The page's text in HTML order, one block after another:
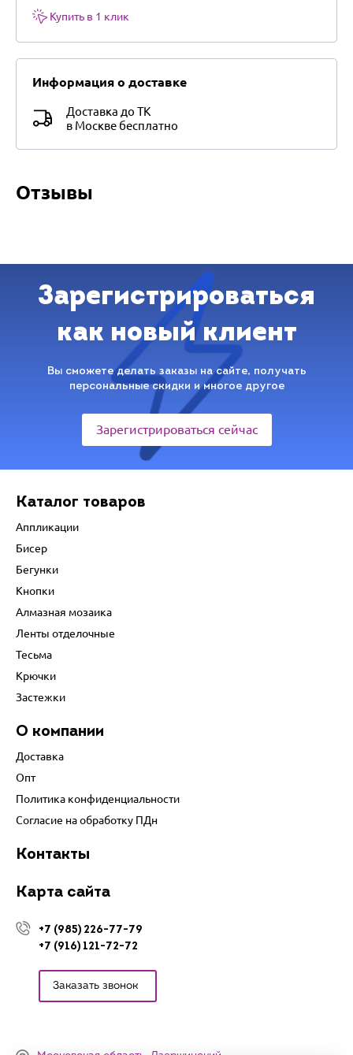
Купить в 1 клик
Информация о доставке
Доставка до ТК
в Москве бесплатно
Отзывы
Зарегистрироваться
как новый клиент
Вы сможете делать заказы на сайте, получать
персональные скидки и многое другое
Зарегистрироваться сейчас
Каталог товаров
Аппликации
Бисер
Бегунки
Кнопки
Алмазная мозаика
Ленты отделочные
Тесьма
Крючки
Застежки
О компании
Доставка
Опт
Политика конфиденциальности
Согласие на обработку ПДн
Контакты
Карта сайта
+7 (985) 226-77-79
+7 (916) 121-72-72
Заказать звонок